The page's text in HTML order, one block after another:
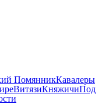
ПомянникКавалеры
ВитязиКняжичиПод